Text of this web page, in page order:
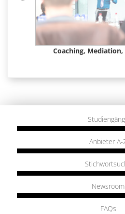
Coaching, Mediation,
Anbieter A-
Newsroom
FAQs